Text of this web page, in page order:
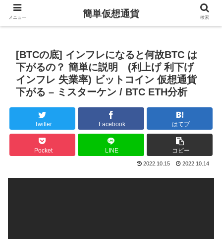
[BTCの底] インフレになると何故BTC は
下がるの？ 簡単に説明 (利上げ 利下げ
インフレ 失業率) ビットコイン 仮想通貨
下がる – ミスターケン / BTC ETH分析
Twitter Facebook はてブ
Pocket LINE コピー
2022.10.15 2022.10.14
メニュー 簡単仮想通貨 検索